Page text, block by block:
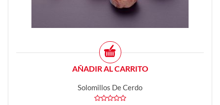
AÑADIR AL CARRITO
Solomillos De Cerdo